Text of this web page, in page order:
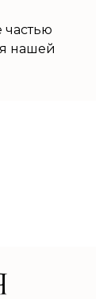
частью
нашей